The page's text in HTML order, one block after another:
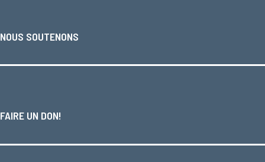
NOUS SOUTENONS
FAIRE UN DON!